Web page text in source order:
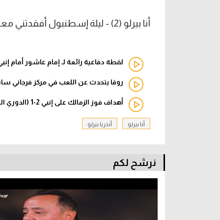
أنا بيرلو (2) - ليلة إسطنبول أفقدتني معنى الحياة
لقطة دفاعية رائعة لـ إمام عاشور أمام
روقا يتحدث عن اللعب في مركز فرجاني
أهداف فوز الزمالك على إنبي 2-1 (الدوري المصري)
أنا بيرلو أندريا بيرلو
نرشح لكم